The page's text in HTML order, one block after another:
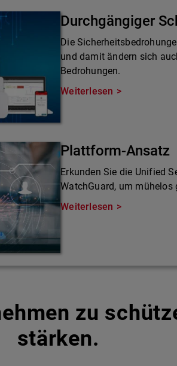
Durchgängiger
Die
und damit ändern sich
Bedrohungen.
Weiterlesen
Plattform-Ansatz
Erkunden Sie die Unified
WatchGuard, um
Weiterlesen
zu
stärken.